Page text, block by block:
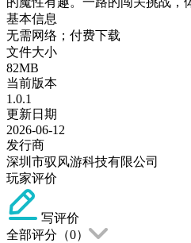
基本信息
无需网络；付费下载
文件大小
82MB
当前版本
1.0.1
更新日期
2026-06-12
发行商
深圳市驭风游科技有限公司
玩家评价
写评价
全部评分（0）